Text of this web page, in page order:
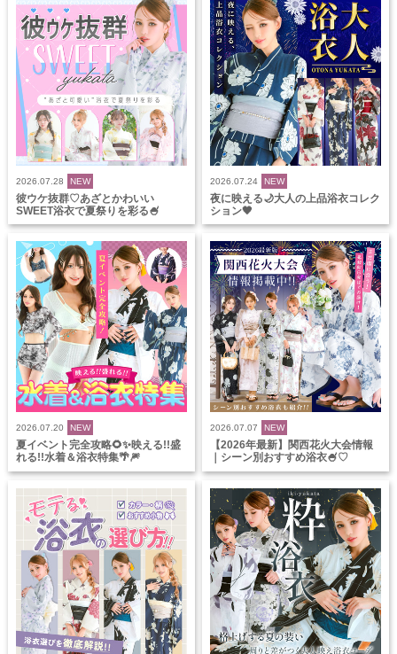
2026.07.28 NEW
彼ウケ抜群♡あざとかわいい
SWEET浴衣で夏祭りを彩る🍧
2026.07.24 NEW
夜に映える🌙大人の上品浴衣コレク
ション🖤
2026.07.20 NEW
夏イベント完全攻略🌻✨映える!!盛
れる!!水着＆浴衣特集🌴🎆
2026.07.07 NEW
【2026年最新】関西花火大会情報
｜シーン別おすすめ浴衣🍧♡